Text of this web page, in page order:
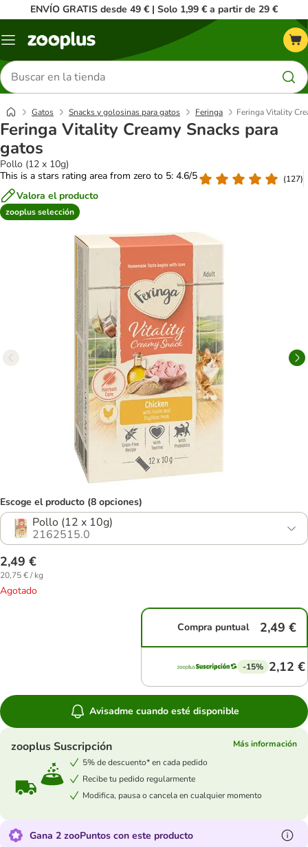
ENVÍO GRATIS desde 49 € | Solo 1,99 € a partir de 29 €
Menú
Buscar
productos
Gatos Snacks y golosinas para gatos Feringa Feringa Vitality
Feringa Vitality Creamy Snacks para
gatos
Pollo (12 x 10g)
This is a stars rating area from zero to 5: 4.6/5
(127)
Valora el producto
zooplus selección
Escoge el producto (8 opciones)
Pollo (12 x 10g)
2162515.0
2,49 €
20,75 € / kg
Agotado
Compra puntual 2,49 €
-15% 2,12 €
Avisadme cuando esté disponible
zooplus Suscripción
Más información
5% de descuento* en cada pedido
Recibe tu pedido regularmente
Modifica, pausa o cancela en cualquier momento
Gana 2 zooPuntos con este producto